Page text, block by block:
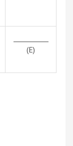
(Е)